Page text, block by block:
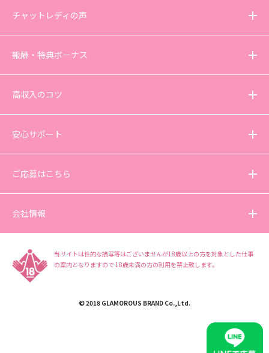
チャットレディの声
報酬・特典ボーナス
高収入のコツ
安心サポート
ご応募はこちら
会社情報
当サイトは性的な描写等はございませんが18歳以上の方を対象とした仕事
の案内となりますので18歳未満の方の利用を禁止致します。
© 2018 GLAMOROUS BRAND Co.,Ltd.